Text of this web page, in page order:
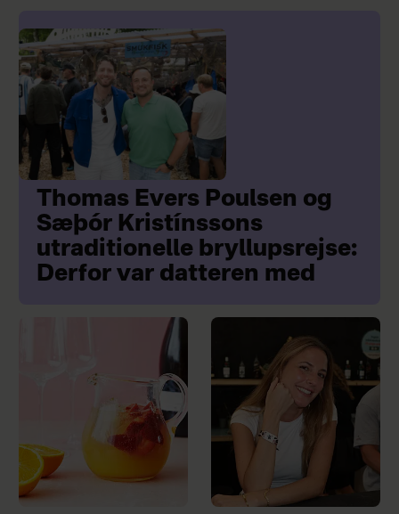
Thomas Evers Poulsen og
Sæþór Kristínssons
utraditionelle bryllupsrejse:
Derfor var datteren med